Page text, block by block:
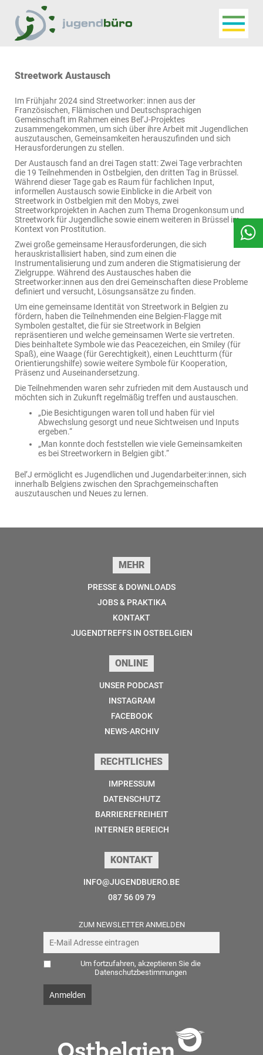
Streetwork Austausch
Im Frühjahr 2024 sind Streetworker: innen aus der
Französischen, Flämischen und Deutschsprachigen
Gemeinschaft im Rahmen eines Bel’J-Projektes
zusammengekommen, um sich über ihre Arbeit mit Jugendlichen
auszutauschen, Gemeinsamkeiten herauszufinden und sich
Herausforderungen zu stellen.
Der Austausch fand an drei Tagen statt: Zwei Tage verbrachten
die 19 Teilnehmenden in Ostbelgien, den dritten Tag in Brüssel.
Während dieser Tage gab es Raum für fachlichen Input,
informellen Austausch sowie Einblicke in die Arbeit von
Streetwork in Ostbelgien mit den Mobys, zwei
Streetworkprojekten in Aachen zum Thema Drogenkonsum und
Streetwork für Jugendliche sowie einem weiteren in Brüssel im
Kontext von Prostitution.
Zwei große gemeinsame Herausforderungen, die sich
herauskristallisiert haben, sind zum einen die
Instrumentalisierung und zum anderen die Stigmatisierung der
Zielgruppe. Während des Austausches haben die
Streetworker:innen aus den drei Gemeinschaften diese Probleme
definiert und versucht, Lösungsansätze zu finden.
Um eine gemeinsame Identität von Streetwork in Belgien zu
fördern, haben die Teilnehmenden eine Belgien-Flagge mit
Symbolen gestaltet, die für sie Streetwork in Belgien
repräsentieren und welche gemeinsamen Werte sie vertreten.
Dies beinhaltete Symbole wie das Peacezeichen, ein Smiley (für
Spaß), eine Waage (für Gerechtigkeit), einen Leuchtturm (für
Orientierungshilfe) sowie weitere Symbole für Kooperation,
Präsenz und Auseinandersetzung.
Die Teilnehmenden waren sehr zufrieden mit dem Austausch und
möchten sich in Zukunft regelmäßig treffen und austauschen.
„Die Besichtigungen waren toll und haben für viel
Abwechslung gesorgt und neue Sichtweisen und Inputs
ergeben.“
„Man konnte doch feststellen wie viele Gemeinsamkeiten
es bei Streetworkern in Belgien gibt.“
Bel’J ermöglicht es Jugendlichen und Jugendarbeiter:innen, sich
innerhalb Belgiens zwischen den Sprachgemeinschaften
auszutauschen und Neues zu lernen.
MEHR
PRESSE & DOWNLOADS
JOBS & PRAKTIKA
KONTAKT
JUGENDTREFFS IN OSTBELGIEN
ONLINE
UNSER PODCAST
INSTAGRAM
FACEBOOK
NEWS-ARCHIV
RECHTLICHES
IMPRESSUM
DATENSCHUTZ
BARRIEREFREIHEIT
INTERNER BEREICH
KONTAKT
INFO@JUGENDBUERO.BE
087 56 09 79
ZUM NEWSLETTER ANMELDEN
Um fortzufahren, akzeptieren Sie die
Datenschutzbestimmungen